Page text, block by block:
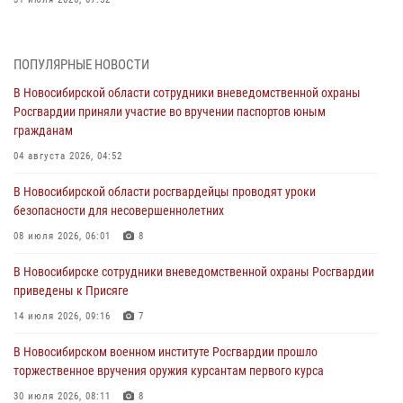
При силовой поддержке бойцов ОМОН и СОБР Росгвардии
пресечена деятельность группы лиц, причастных к мошенничеству
в сфере страхования
В Новосибирске сотрудниками вневедомственной охраны
Росгвардии задержан гражданин, находящийся в розыске
В Новосибирске военнослужащие отряда спецназа «Ермак»
Росгвардии провели занятия по беспарашютному десантированию
В Новосибирске военнослужащие Росгвардии почтили память детей
– жертв войны в Донбассе
ПОПУЛЯРНЫЕ НОВОСТИ
В Новосибирской области сотрудники вневедомственной охраны
Росгвардии приняли участие во вручении паспортов юным
гражданам
04 августа 2026, 04:52
В Новосибирской области росгвардейцы проводят уроки
безопасности для несовершеннолетних
08 июля 2026, 06:01 8
В Новосибирске сотрудники вневедомственной охраны Росгвардии
приведены к Присяге
14 июля 2026, 09:16 7
В Новосибирском военном институте Росгвардии прошло
торжественное вручения оружия курсантам первого курса
30 июля 2026, 08:11 8